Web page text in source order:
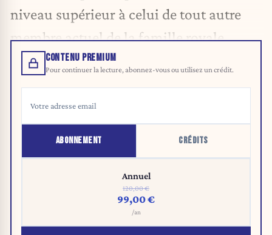
niveau supérieur à celui de tout autre
membre actuel de la famille royale.
CONTENU PREMIUM
Pour continuer la lecture, abonnez-vous ou utilisez un crédit.
ABONNEMENT CRÉDITS
Annuel
120,00 €
99,00 €
/an